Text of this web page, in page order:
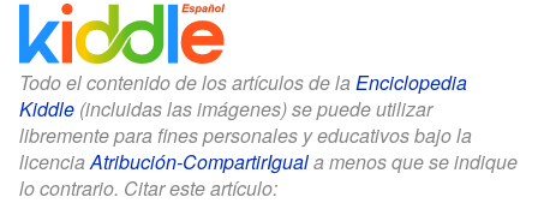
Todo el contenido de los artículos de la Enciclopedia
Kiddle (incluidas las imágenes) se puede utilizar
libremente para fines personales y educativos bajo la
licencia Atribución-CompartirIguala menos que se indique
lo contrario. Citar este artículo: